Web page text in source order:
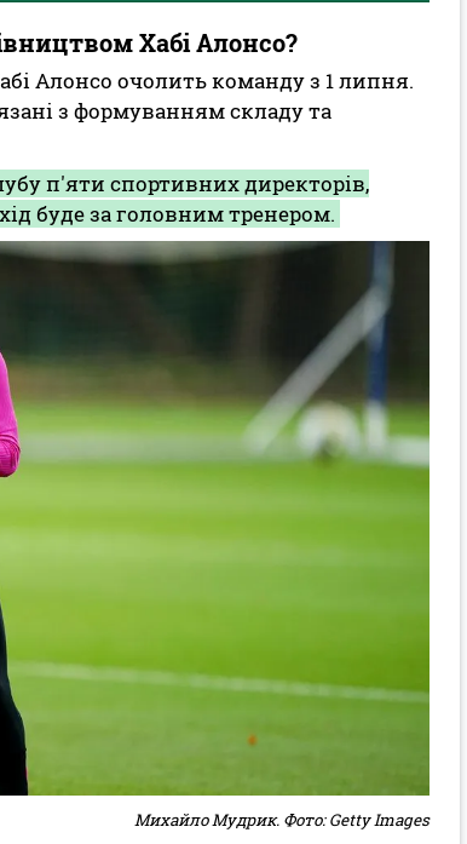
Хабі Алонсо?
Алонсо очолить команду з 1 липня.
з формуванням складу та
п'яти спортивних директорів,
буде за головним тренером.
Михайло Мудрик. Фото: Getty Images